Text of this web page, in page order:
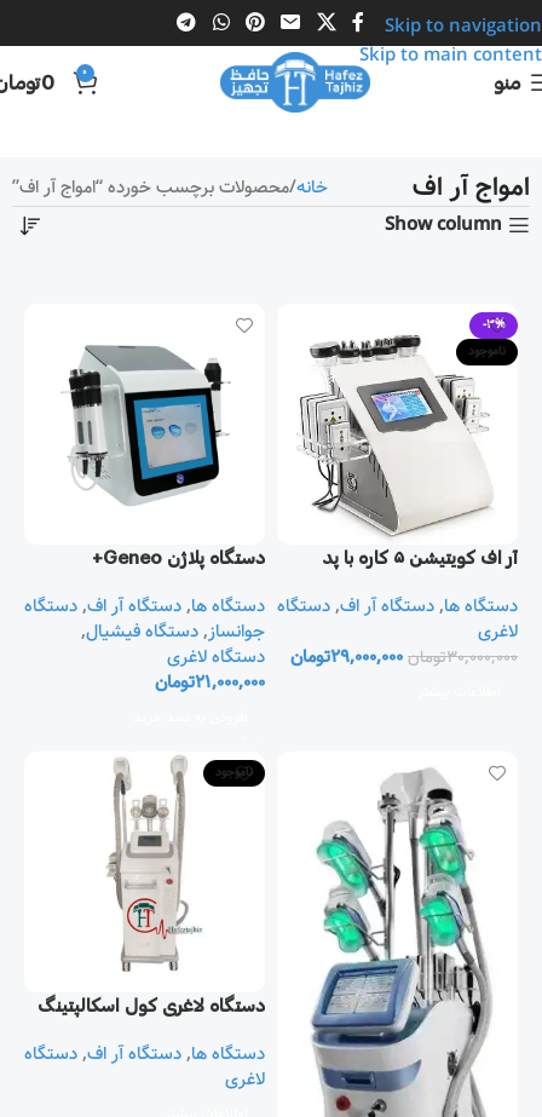
Skip to navigation
Skip to main content
منو 0
0
امواج آر اف خانه محصولات برچسب خورده “امواج آر اف”
Show column
-3%
ناموجود
آر اف کویتیشن ۵ کاره با پد
دستگاه ها,دستگاه آر اف,دستگاه
لاغری
30,000,000تومان29,000,000تومان
دستگاه پلاژن Geneo+
دستگاه ها,دستگاه آر اف,دستگاه
جوانساز,دستگاه فیشیال,
دستگاه لاغری
21,000,000تومان
ناموجود
دستگاه لاغری کول اسکالپتینگ
دستگاه ها,دستگاه آر اف,دستگاه
لاغری